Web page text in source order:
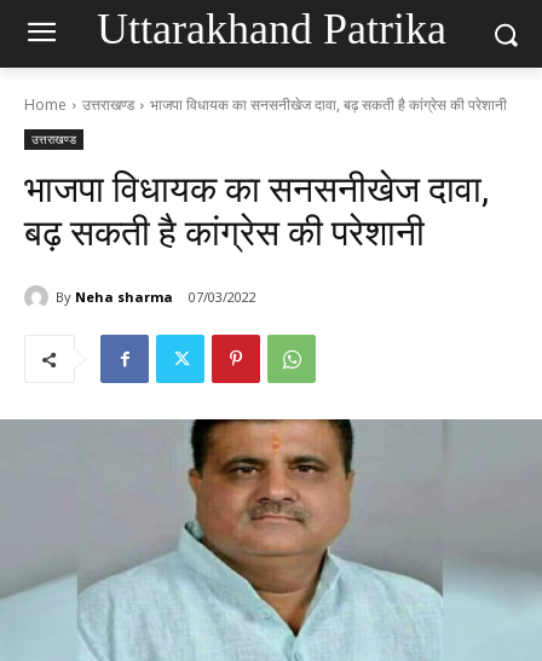
Uttarakhand Patrika
Home उत्तराखण्ड भाजपा विधायक का सनसनीखेज दावा, बढ़ सकती है कांग्रेस की परेशानी
उत्तराखण्ड
भाजपा विधायक का सनसनीखेज दावा,
बढ़ सकती है कांग्रेस की परेशानी
By Neha sharma 07/03/2022